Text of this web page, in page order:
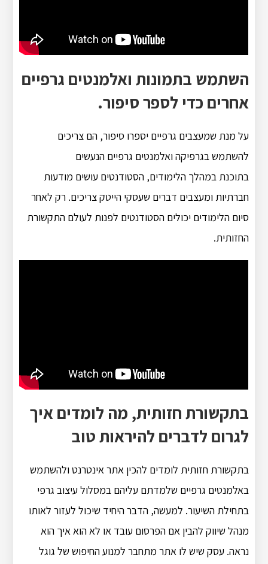
השתמש בתמונות ואלמנטים גרפיים
אחרים כדי לספר סיפור.
על מנת שמעצבים גרפיים יספרו סיפור, הם צריכים
להשתמש בגרפיקה ואלמנטים גרפיים הנעשים
בתוכנת במהלך הלימודים, הסטודנטים עושים מודעות
חברתיות ומעצבים דברים שעסקי הייטק צריכים. רק לאחר
סיום הלימודים יכולים הסטודנטים לפנות לעולם התקשורת
החזותית.
בתקשורת חזותית, מה לומדים איך
לגרום לדברים להיראות טוב
בתקשורת חזותית לומדים להכין אתר אינטרנט ולהשתמש
באלמנטים גרפיים שלמדתם עליהם במסלול עיצוב גרפי
בתחילת השיעור. למעשה, הדבר היחיד שיכול לעזור לאותו
מנהל שיווק להבין אם הפרסום עובד או לא הוא איך הוא
נראה. עסק שיש לו אתר מתחבר למנוע החיפוש של גוגל